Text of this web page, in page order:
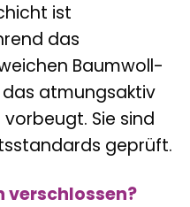
ist
das
Baumwoll-
atmungsaktiv
Sie sind
geprüft.
verschlossen?